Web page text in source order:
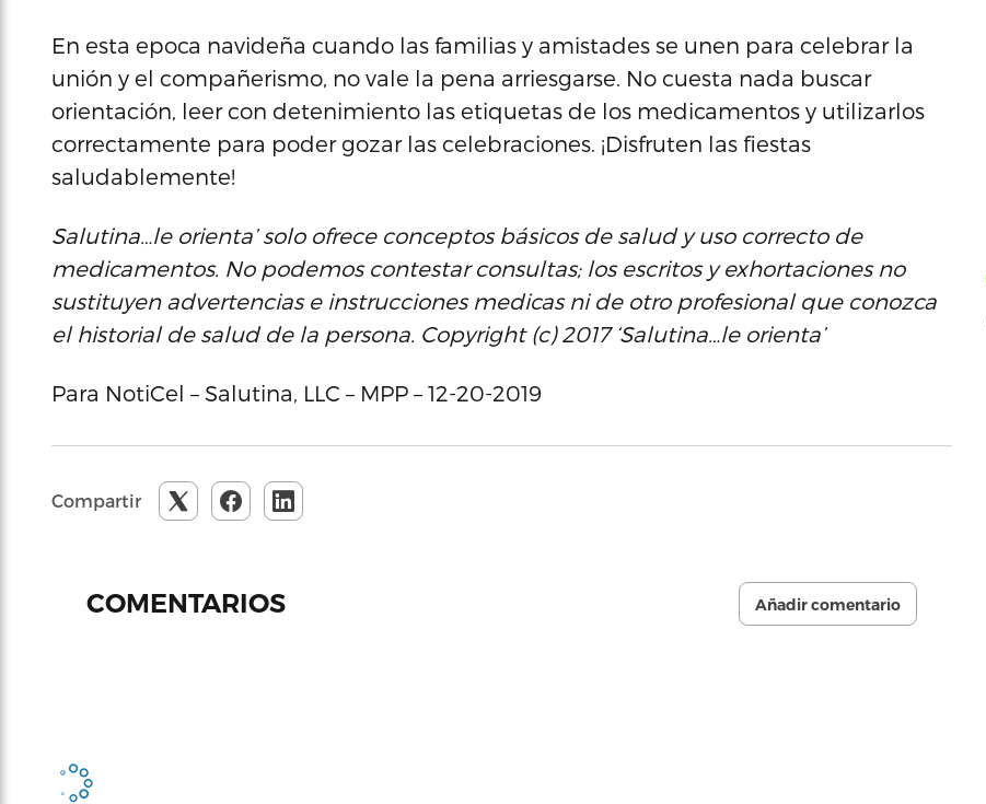
En esta epoca navideña cuando las familias y amistades se unen para celebrar la
unión y el compañerismo, no vale la pena arriesgarse. No cuesta nada buscar
orientación, leer con detenimiento las etiquetas de los medicamentos y utilizarlos
correctamente para poder gozar las celebraciones. ¡Disfruten las fiestas
saludablemente!
Salutina…le orienta’ solo ofrece conceptos básicos de salud y uso correcto de
medicamentos. No podemos contestar consultas; los escritos y exhortaciones no
sustituyen advertencias e instrucciones medicas ni de otro profesional que conozca
el historial de salud de la persona. Copyright (c) 2017 ‘Salutina…le orienta’
Para NotiCel – Salutina, LLC – MPP – 12-20-2019
Compartir
COMENTARIOS Añadir comentario